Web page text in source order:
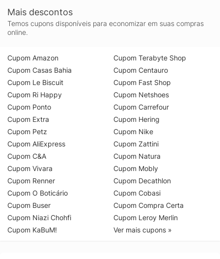
Mais descontos
Temos cupons disponíveis para economizar em suas compras
online.
Cupom Amazon
Cupom Casas Bahia
Cupom Le Biscuit
Cupom Ri Happy
Cupom Ponto
Cupom Extra
Cupom Petz
Cupom AliExpress
Cupom C&A
Cupom Vivara
Cupom Renner
Cupom O Boticário
Cupom Buser
Cupom Niazi Chohfi
Cupom KaBuM!
Cupom Terabyte Shop
Cupom Centauro
Cupom Fast Shop
Cupom Netshoes
Cupom Carrefour
Cupom Hering
Cupom Nike
Cupom Zattini
Cupom Natura
Cupom Mobly
Cupom Decathlon
Cupom Cobasi
Cupom Compra Certa
Cupom Leroy Merlin
Ver mais cupons »